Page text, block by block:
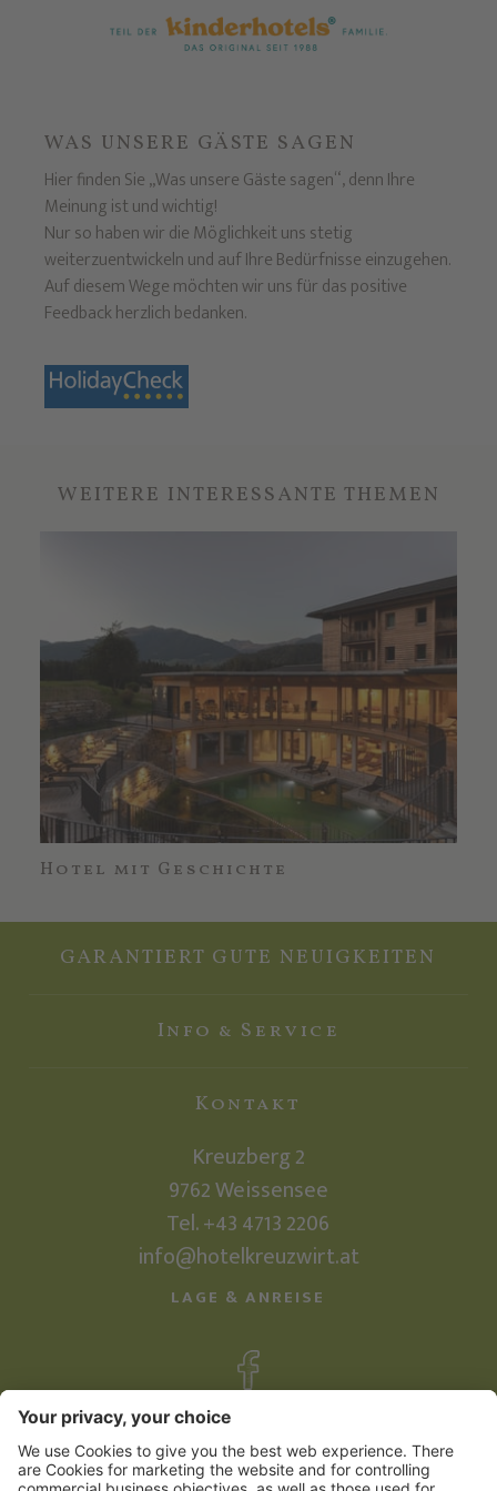
WAS UNSERE GÄSTE SAGEN
Hier finden Sie „Was unsere Gäste sagen“, denn Ihre
Meinung ist und wichtig!
Nur so haben wir die Möglichkeit uns stetig
weiterzuentwickeln und auf Ihre Bedürfnisse einzugehen.
Auf diesem Wege möchten wir uns für das positive
Feedback herzlich bedanken.
WEITERE INTERESSANTE THEMEN
Hotel mit Geschichte
GARANTIERT GUTE NEUIGKEITEN
Info & Service
Kontakt
Kreuzberg 2
9762Weissensee
Tel.+43 4713 2206
info@hotelkreuzwirt.at
LAGE & ANREISE